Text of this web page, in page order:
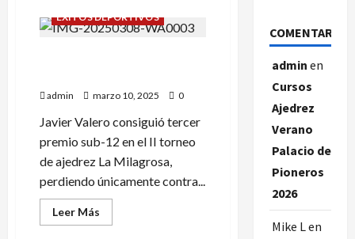
PETROSIAN;
ELEGANCIA
ÉXITOS DEPORTIVOS
admin marzo 10, 2025 0
Javier Valero consiguió tercer
premio sub-12 en el II torneo
de ajedrez La Milagrosa,
perdiendo únicamente contra...
Leer Más
más
COMENTARIOS
admin en
Cursos
Ajedrez
Verano
Palacio de
Pioneros
2026
Mike Len